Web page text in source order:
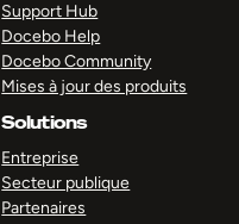
Support Hub
Docebo Help
Docebo Community
Mises à jour des produits
Solutions
Entreprise
Secteur publique
Partenaires